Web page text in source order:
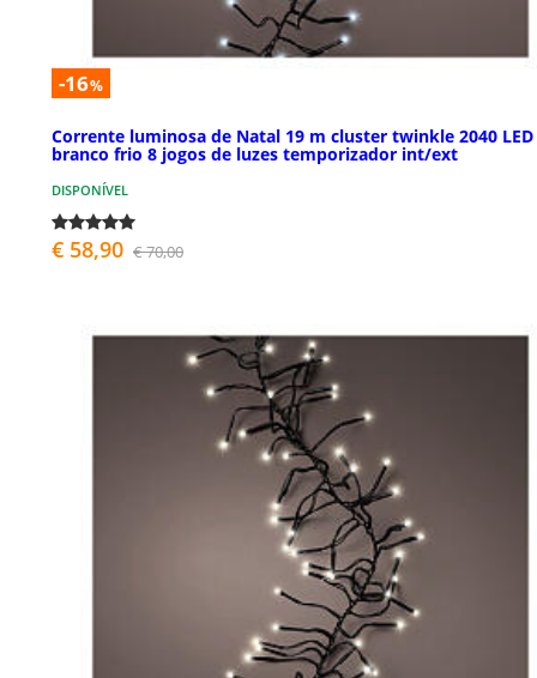
-16%
Corrente luminosa de Natal 19 m cluster twinkle 2040 LED
branco frio 8 jogos de luzes temporizador int/ext
DISPONÍVEL
€ 58,90 € 70,00